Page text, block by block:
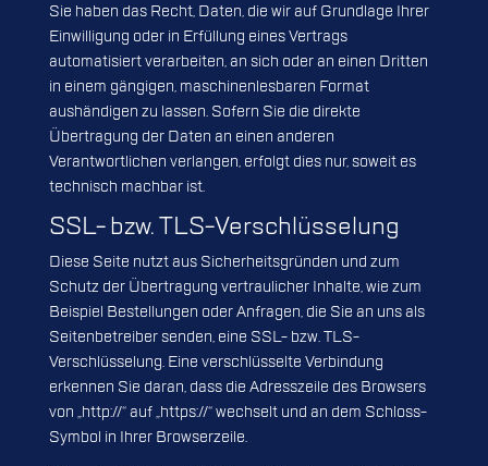
Sie haben das Recht, Daten, die wir auf Grundlage Ihrer
Einwilligung oder in Erfüllung eines Vertrags
automatisiert verarbeiten, an sich oder an einen Dritten
in einem gängigen, maschinenlesbaren Format
aushändigen zu lassen. Sofern Sie die direkte
Übertragung der Daten an einen anderen
Verantwortlichen verlangen, erfolgt dies nur, soweit es
technisch machbar ist.
SSL- bzw. TLS-Verschlüsselung
Diese Seite nutzt aus Sicherheitsgründen und zum
Schutz der Übertragung vertraulicher Inhalte, wie zum
Beispiel Bestellungen oder Anfragen, die Sie an uns als
Seitenbetreiber senden, eine SSL- bzw. TLS-
Verschlüsselung. Eine verschlüsselte Verbindung
erkennen Sie daran, dass die Adresszeile des Browsers
von „http://“ auf „https://“ wechselt und an dem Schloss-
Symbol in Ihrer Browserzeile.